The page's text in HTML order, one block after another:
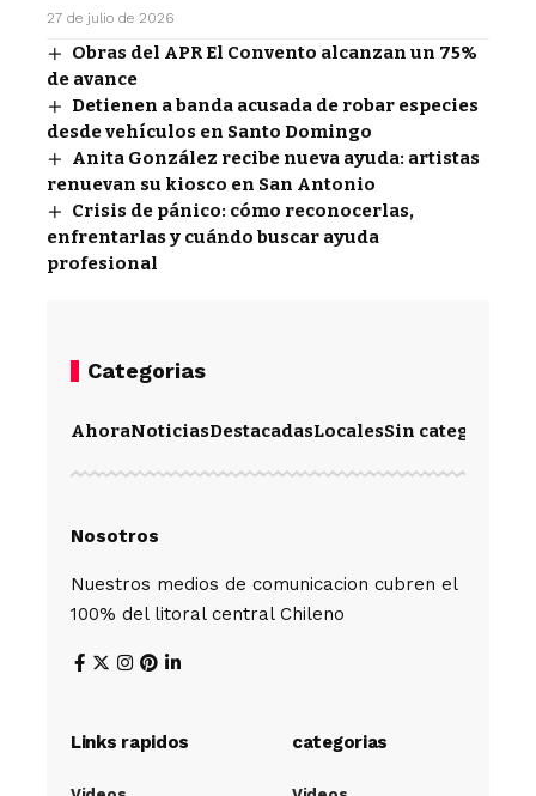
27 de julio de 2026
Obras del APR El Convento alcanzan un 75%
de avance
Detienen a banda acusada de robar especies
desde vehículos en Santo Domingo
Anita González recibe nueva ayuda: artistas
renuevan su kiosco en San Antonio
Crisis de pánico: cómo reconocerlas,
enfrentarlas y cuándo buscar ayuda
profesional
Categorias
AhoraNoticiasDestacadasLocalesSin categoría
Nosotros
Nuestros medios de comunicacion cubren el
100% del litoral central Chileno
Links rapidos categorias